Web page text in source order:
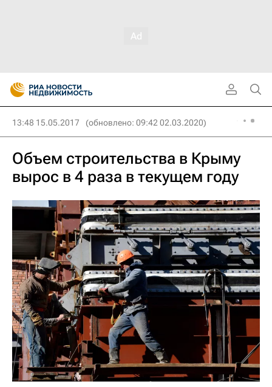
13:48 15.05.2017 (обновлено: 09:42 02.03.2020)
Объем строительства в Крыму
вырос в 4 раза в текущем году